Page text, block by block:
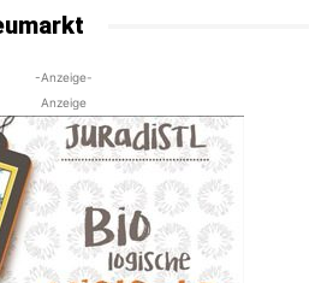
-Anzeige-
Anzeige